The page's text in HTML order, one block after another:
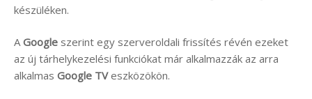
készüléken.
AGoogle szerint egy szerveroldali frissítés révén ezeket
az új tárhelykezelési funkciókat már alkalmazzák az arra
alkalmas Google TVeszközökön.